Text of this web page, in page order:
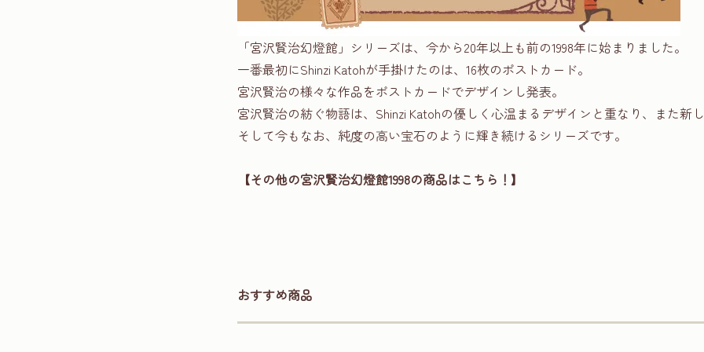
「宮沢賢治幻燈館」シリーズは、今から20年以上も前の1998年に始まりました。
一番最初にShinzi Katohが手掛けたのは、16枚のポストカード。
宮沢賢治の様々な作品をポストカードでデザインし発表。
宮沢賢治の紡ぐ物語は、Shinzi Katohの優しく心温まるデザインと重なり、また新
そして今もなお、純度の高い宝石のように輝き続けるシリーズです。
【その他の宮沢賢治幻燈館1998の商品はこちら！】
おすすめ商品